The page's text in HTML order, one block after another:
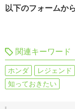
以下のフォームか
関連キーワード
ホンダ レジェンド
知っておきたい